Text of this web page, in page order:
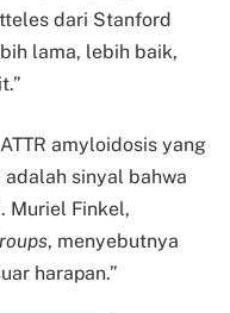
dari Stanford
lama, lebih baik,
amyloidosis yang
sinyal bahwa
Muriel Finkel,
, menyebutnya
harapan.”